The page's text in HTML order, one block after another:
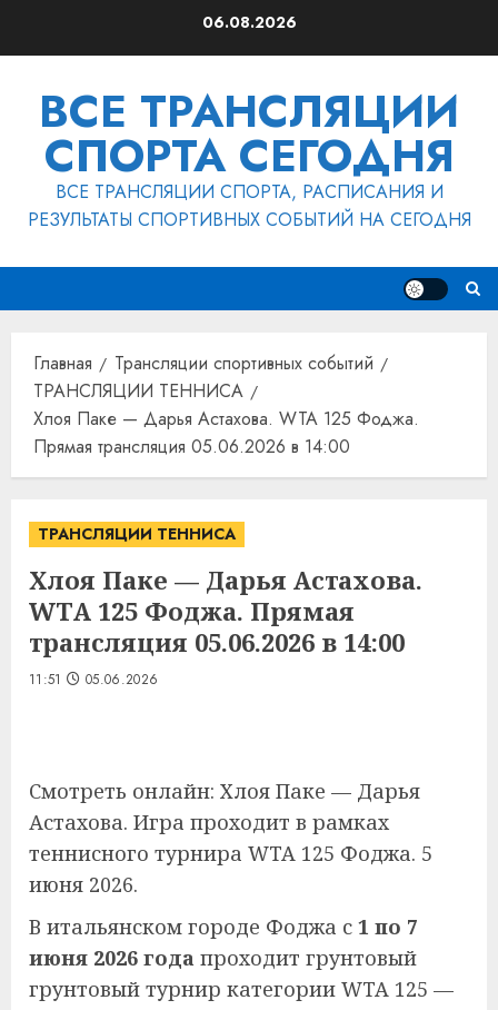
06.08.2026
ВСЕ ТРАНСЛЯЦИИ
СПОРТА СЕГОДНЯ
ВСЕ ТРАНСЛЯЦИИ СПОРТА, РАСПИСАНИЯ И
РЕЗУЛЬТАТЫ СПОРТИВНЫХ СОБЫТИЙ НА СЕГОДНЯ
Главная
Трансляции спортивных событий
ТРАНСЛЯЦИИ ТЕННИСА
Хлоя Паке — Дарья Астахова. WTA 125 Фоджа.
Прямая трансляция 05.06.2026 в 14:00
ТРАНСЛЯЦИИ ТЕННИСА
Хлоя Паке — Дарья Астахова.
WTA 125 Фоджа. Прямая
трансляция 05.06.2026 в 14:00
11:51 05.06.2026
Смотреть онлайн: Хлоя Паке — Дарья
Астахова. Игра проходит в рамках
теннисного турнира WTA 125 Фоджа. 5
июня 2026.
В итальянском городе Фоджа с 1 по 7
июня 2026 года проходит грунтовый
грунтовый турнир категории WTA 125 —